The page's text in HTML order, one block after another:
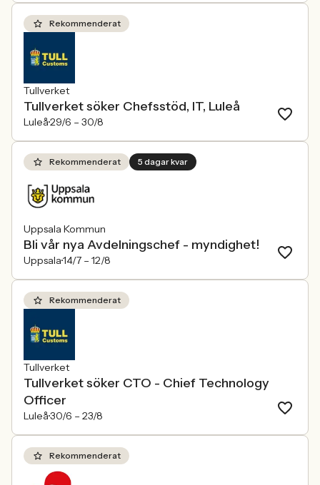
Rekommenderat
Tullverket
Tullverket söker Chefsstöd, IT, Luleå
Luleå29/6 – 30/8
Rekommenderat 5 dagar kvar
Uppsala Kommun
Bli vår nya Avdelningschef - myndighet!
Uppsala14/7 – 12/8
Rekommenderat
Tullverket
Tullverket söker CTO - Chief Technology
Officer
Luleå30/6 – 23/8
Rekommenderat